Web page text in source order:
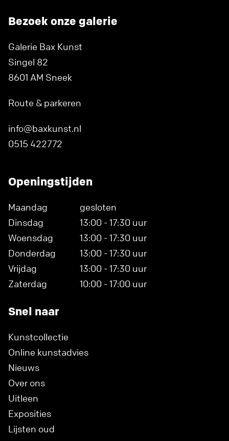
Bezoek onze galerie
Galerie Bax Kunst
Singel 82
8601 AM Sneek
Route & parkeren
info@baxkunst.nl
0515 422772
Openingstijden
Maandag
gesloten
Dinsdag
13:00 - 17:30 uur
Woensdag
13:00 - 17:30 uur
Donderdag
13:00 - 17:30 uur
Vrijdag
13:00 - 17:30 uur
Zaterdag
10:00 - 17:00 uur
Snel naar
Kunstcollectie
Online kunstadvies
Nieuws
Over ons
Uitleen
Exposities
Lijsten oud